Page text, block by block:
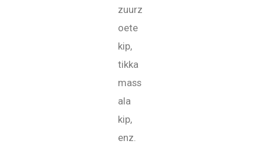
zuurz
oete
kip,
tikka
mass
ala
kip,
enz.